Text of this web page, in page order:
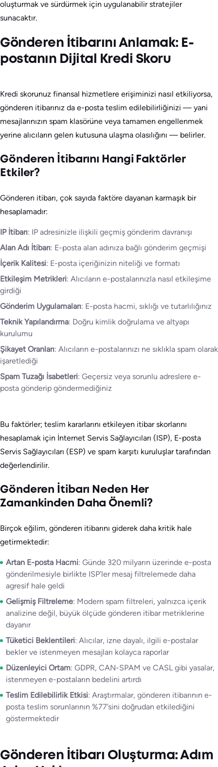
oluşturmak ve sürdürmek için uygulanabilir stratejiler
sunacaktır.
Gönderen İtibarını Anlamak: E-
postanın Dijital Kredi Skoru
Kredi skorunuz finansal hizmetlere erişiminizi nasıl etkiliyorsa,
gönderen itibarınız da e-posta teslim edilebilirliğinizi — yani
mesajlarınızın spam klasörüne veya tamamen engellenmek
yerine alıcıların gelen kutusuna ulaşma olasılığını — belirler.
Gönderen İtibarını Hangi Faktörler
Etkiler?
Gönderen itibarı, çok sayıda faktöre dayanan karmaşık bir
hesaplamadır:
IP İtibarı: IP adresinizle ilişkili geçmiş gönderim davranışı
Alan Adı İtibarı: E-posta alan adınıza bağlı gönderim geçmişi
İçerik Kalitesi: E-posta içeriğinizin niteliği ve formatı
Etkileşim Metrikleri: Alıcıların e-postalarınızla nasıl etkileşime
girdiği
Gönderim Uygulamaları: E-posta hacmi, sıklığı ve tutarlılığınız
Teknik Yapılandırma: Doğru kimlik doğrulama ve altyapı
kurulumu
Şikayet Oranları: Alıcıların e-postalarınızı ne sıklıkla spam olarak
işaretlediği
Spam Tuzağı İsabetleri: Geçersiz veya sorunlu adreslere e-
posta gönderip göndermediğiniz
Bu faktörler; teslim kararlarını etkileyen itibar skorlarını
hesaplamak için İnternet Servis Sağlayıcıları (ISP), E-posta
Servis Sağlayıcıları (ESP) ve spam karşıtı kuruluşlar tarafından
değerlendirilir.
Gönderen İtibarı Neden Her
Zamankinden Daha Önemli?
Birçok eğilim, gönderen itibarını giderek daha kritik hale
getirmektedir:
Artan E-posta Hacmi: Günde 320 milyarın üzerinde e-posta
gönderilmesiyle birlikte ISP’ler mesaj filtrelemede daha
agresif hale geldi
Gelişmiş Filtreleme: Modern spam filtreleri, yalnızca içerik
analizine değil, büyük ölçüde gönderen itibar metriklerine
dayanır
Tüketici Beklentileri: Alıcılar, izne dayalı, ilgili e-postalar
bekler ve istenmeyen mesajları kolayca raporlar
Düzenleyici Ortam: GDPR, CAN-SPAM ve CASL gibi yasalar,
istenmeyen e-postaların bedelini artırdı
Teslim Edilebilirlik Etkisi: Araştırmalar, gönderen itibarının e-
posta teslim sorunlarının %77’sini doğrudan etkilediğini
göstermektedir
Gönderen İtibarı Oluşturma: Adım